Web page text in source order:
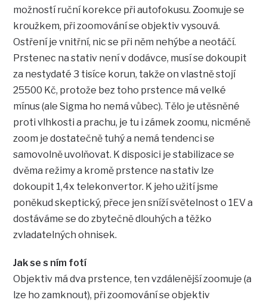
možností ruční korekce při autofokusu. Zoomuje se
kroužkem, při zoomování se objektiv vysouvá.
Ostření je vnitřní, nic se při něm nehýbe a neotáčí.
Prstenec na stativ není v dodávce, musí se dokoupit
za nestydaté 3 tisíce korun, takže on vlastně stojí
25500 Kč, protože bez toho prstence má velké
mínus (ale Sigma ho nemá vůbec). Tělo je utěsněné
proti vlhkosti a prachu, je tu i zámek zoomu, nicméně
zoom je dostatečně tuhý a nemá tendenci se
samovolně uvolňovat. K disposici je stabilizace se
dvěma režimy a kromě prstence na stativ lze
dokoupit 1,4x telekonvertor. K jeho užití jsme
poněkud skeptický, přece jen sníží světelnost o 1EV a
dostáváme se do zbytečně dlouhých a těžko
zvladatelných ohnisek.
Jak se s ním fotí
Objektiv má dva prstence, ten vzdálenější zoomuje (a
lze ho zamknout), při zoomování se objektiv